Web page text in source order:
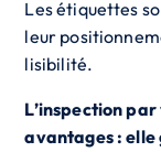
Les étiquettes
leur
lisibilité.
L’inspection
avantages :